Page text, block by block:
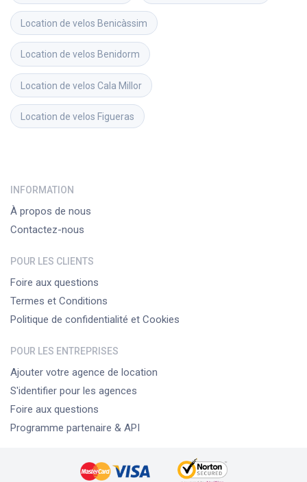
Location de velos Benicàssim
Location de velos Benidorm
Location de velos Cala Millor
Location de velos Figueras
INFORMATION
À propos de nous
Contactez-nous
POUR LES CLIENTS
Foire aux questions
Termes et Conditions
Politique de confidentialité et Cookies
POUR LES ENTREPRISES
Ajouter votre agence de location
S'identifier pour les agences
Foire aux questions
Programme partenaire & API